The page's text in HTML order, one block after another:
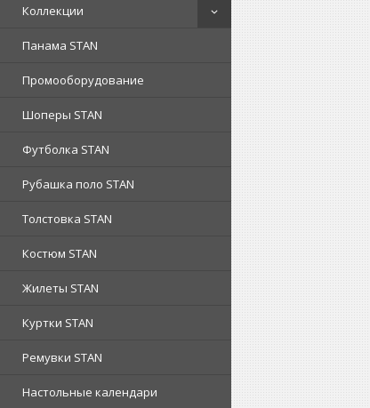
Коллекции
Панама STAN
Промооборудование
Шоперы STAN
Футболка STAN
Рубашка поло STAN
Толстовка STAN
Костюм STAN
Жилеты STAN
Куртки STAN
Ремувки STAN
Настольные календари